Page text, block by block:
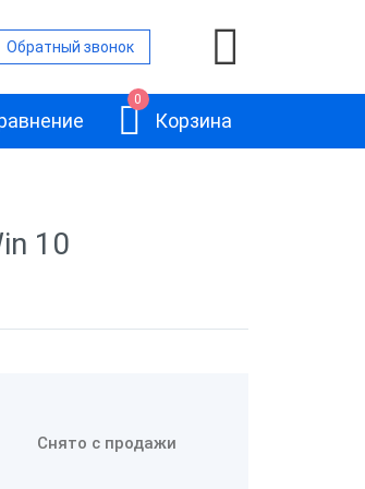
Обратный звонок
0
Корзина
10
Снято с продажи